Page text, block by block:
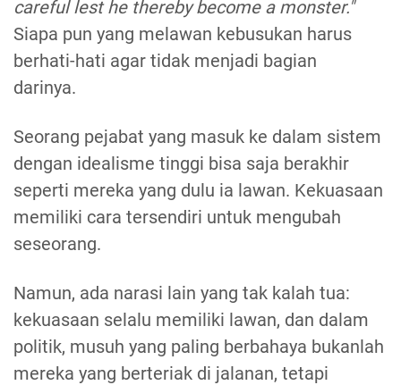
careful lest he thereby become a monster."
Siapa pun yang melawan kebusukan harus
berhati-hati agar tidak menjadi bagian
darinya.
Seorang pejabat yang masuk ke dalam sistem
dengan idealisme tinggi bisa saja berakhir
seperti mereka yang dulu ia lawan. Kekuasaan
memiliki cara tersendiri untuk mengubah
seseorang.
Namun, ada narasi lain yang tak kalah tua:
kekuasaan selalu memiliki lawan, dan dalam
politik, musuh yang paling berbahaya bukanlah
mereka yang berteriak di jalanan, tetapi